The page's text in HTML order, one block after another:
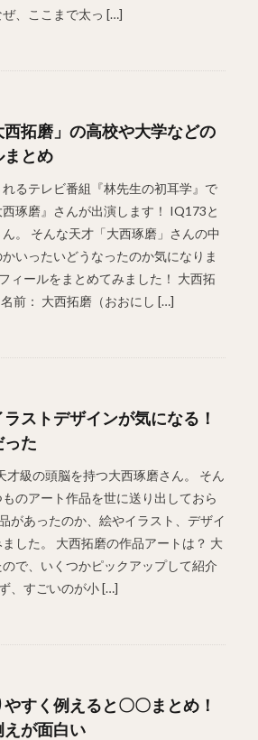
、ここまで太っ […]
拓磨」の高校や大学などの
まとめ
るテレビ番組『林先生の初耳学』で
琢磨』さんが出演します！ IQ173と
。 そんな天才「大西琢磨」さんの中
いったいどうなったのか気になりま
ィールをまとめてみました！ 大西拓
前： 大西拓磨（おおにし […]
ストデザインが気になる！
った
級の頭脳を持つ大西琢磨さん。 そん
のアート作品を世に送り出しておら
があったのか、絵やイラスト、デザイ
した。 大西拓磨の作品アートは？ 大
で、いくつかピックアップして紹介
、すごいのが小 […]
すく例えると〇〇まとめ！
が面白い